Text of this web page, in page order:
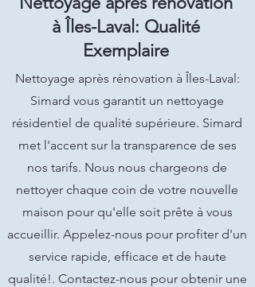
à Îles-Laval: Qualité
Exemplaire
Nettoyage après rénovation à Îles-Laval:
Simard vous garantit un nettoyage
résidentiel de qualité supérieure. Simard
met l'accent sur la transparence de ses
nos tarifs. Nous nous chargeons de
nettoyer chaque coin de votre nouvelle
maison pour qu'elle soit prête à vous
accueillir. Appelez-nous pour profiter d'un
service rapide, efficace et de haute
qualité!. Contactez-nous pour obtenir une